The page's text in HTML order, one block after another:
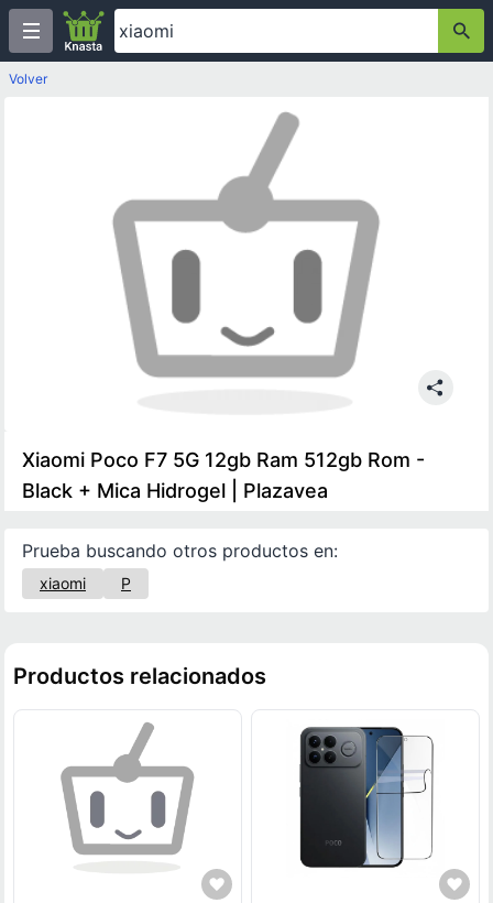
Volver
Xiaomi Poco F7 5G 12gb Ram 512gb Rom -
Black + Mica Hidrogel | Plazavea
Prueba buscando otros productos en:
xiaomi P
Productos relacionados